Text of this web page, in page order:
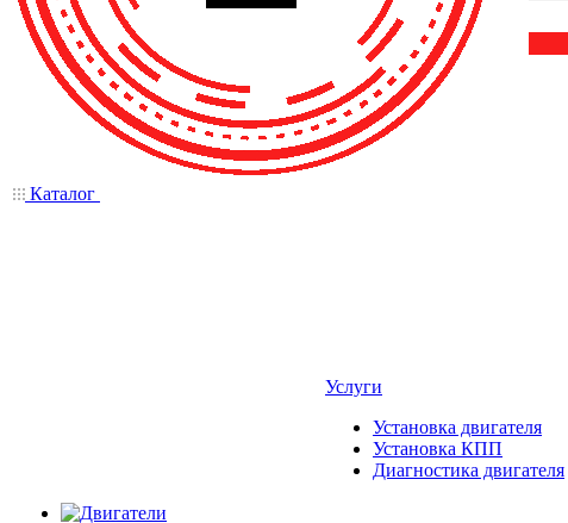
Каталог
Услуги
Установка двигателя
Установка КПП
Диагностика двигателя